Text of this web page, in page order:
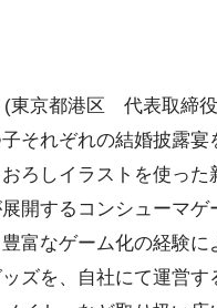
東京都港区 代表取締
それぞれの結婚披露
ろしイラストを使っ
開するコンシューマ
富なゲーム化の経験
ズを、自社にて運営